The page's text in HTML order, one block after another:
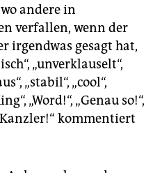
andere in
verfallen, wenn der
irgendwas gesagt hat,
„unverklauselt“,
„stabil“, „cool“,
„Word!“, „Genau so!“,
„Kanzler!“ kommentiert